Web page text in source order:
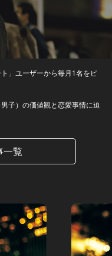
」ユーザーから毎月1名をピ
子）の価値観と恋愛事情に迫
一覧